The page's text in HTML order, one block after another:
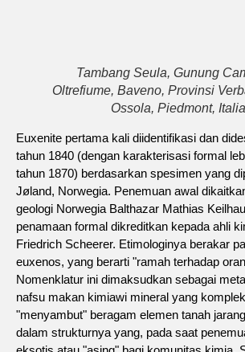
Tambang Seula, Gunung
Oltrefiume, Baveno, Provinsi
Ossola, Piedmont,
Euxenite pertama kali diidentifikasi dan
tahun 1840 (dengan karakterisasi formal
tahun 1870) berdasarkan spesimen yang
Jøland, Norwegia. Penemuan awal
geologi Norwegia Balthazar Mathias
penamaan formal dikreditkan kepada ahli
Friedrich Scheerer. Etimologinya berakar
euxenos, yang berarti "ramah terhadap
Nomenklatur ini dimaksudkan sebagai
nafsu makan kimiawi mineral yang
"menyambut" beragam elemen tanah
dalam strukturnya yang, pada saat